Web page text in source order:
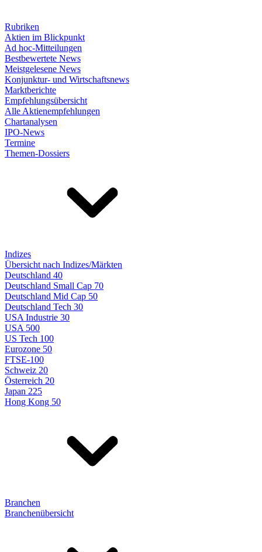
Rubriken
Aktien im Blickpunkt
Ad hoc-Mitteilungen
Bestbewertete News
Meistgelesene News
Konjunktur- und Wirtschaftsnews
Marktberichte
Empfehlungsübersicht
Alle Aktienempfehlungen
Chartanalysen
IPO-News
Termine
Themen-Dossiers
Indizes
Übersicht nach Indizes/Märkten
Deutschland 40
Deutschland Small Cap 70
Deutschland Mid Cap 50
Deutschland Tech 30
USA Industrie 30
USA 500
US Tech 100
Eurozone 50
FTSE-100
Schweiz 20
Österreich 20
Japan 225
Hong Kong 50
Branchen
Branchenübersicht